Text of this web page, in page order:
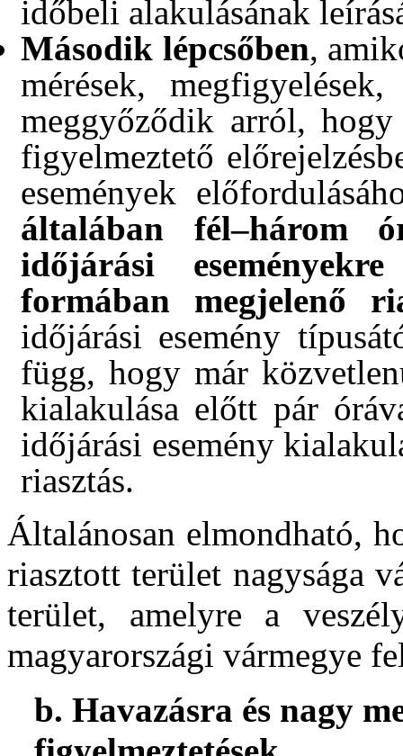
időbeli alakulásának
Második lépcsőben,
mérések,
meggyőződik arról,
figyelmeztető
események
általában fél–három
időjárási
formában megjelenő
időjárási esemény
függ, hogy már
kialakulása előtt pár
időjárási esemény
riasztás.
Általánosan elmondható,
riasztott terület nagysága
terület, amelyre a
magyarországi vármegye
b. Havazásra és nagy